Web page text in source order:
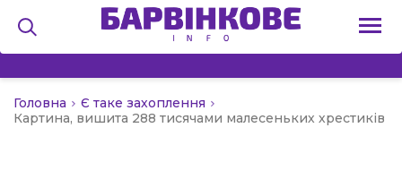
Головна
Є таке захоплення
Картина, вишита 288 тисячами малесеньких хрестиків